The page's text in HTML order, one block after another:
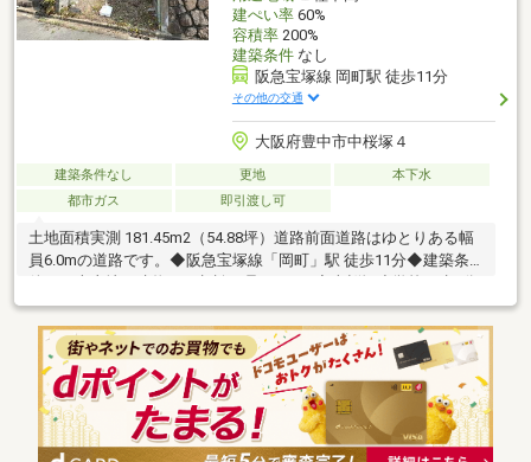
建ぺい率60%
容積率200%
建築条件なし
阪急宝塚線 岡町駅 徒歩11分
その他の交通
大阪府豊中市中桜塚４
建築条件なし 更地
本下水
都市ガス
即引渡し可
土地面積実測 181.45m2（54.88坪）道路前面道路はゆとりある幅
員6.0mの道路です。◆阪急宝塚線「岡町」駅 徒歩11分◆建築条
◆第三中学校 歩12分～特徴～◆公園、スーパー、保育園が徒歩
10分圏内にあるので子育て世帯にもうれしい住環境～周辺施設～
◆サンディ豊中桜塚店 歩7分◆コープ桜塚 歩8分◆中桜塚ひだ
まり保育園 歩4分◆医療法人真正会真正会病院 歩6分◆ホーム
センターコーナン豊中夕日丘店 歩11分◆大曽公園 歩11分◆豊
中市役所 歩5分